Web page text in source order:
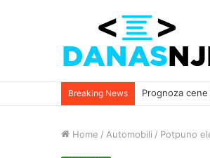
Breaking News
Home / Automobili / Potpuno